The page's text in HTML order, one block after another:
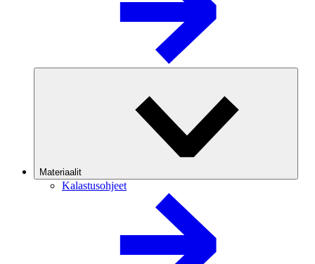
Materiaalit
Kalastusohjeet